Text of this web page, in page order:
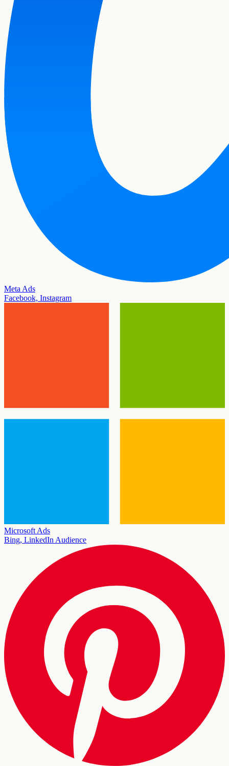
Meta Ads
Facebook, Instagram
Microsoft Ads
Bing, LinkedIn Audience